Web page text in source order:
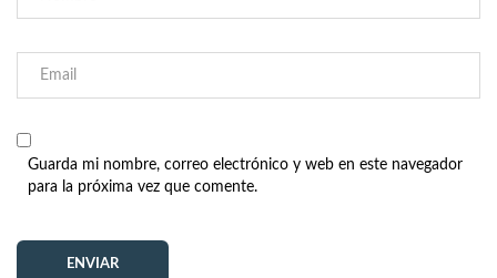
Guarda mi nombre, correo electrónico y web en este navegador
para la próxima vez que comente.